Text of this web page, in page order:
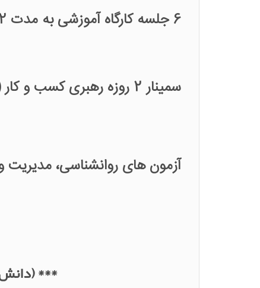
6 جلسه کارگاه آموزشی به مدت 32 ساعت
سمینار 2 روزه رهبری کسب و کار (با رویکرد توسعه فروش) به همراه گواهینامه بین المللی از کشور آلمان
آزمون های روانشناسی،
**
*